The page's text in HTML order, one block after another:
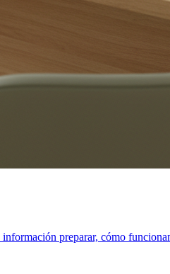
preparar, cómo